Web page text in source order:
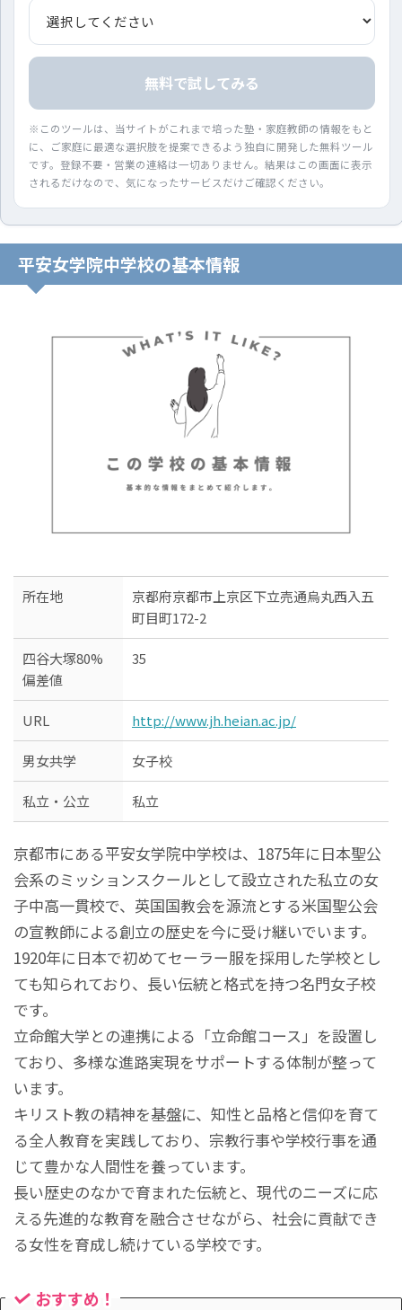
無料で試してみる
※このツールは、当サイトがこれまで培った塾・家庭教師の情報をもと
に、ご家庭に最適な選択肢を提案できるよう独自に開発した無料ツール
です。登録不要・営業の連絡は一切ありません。結果はこの画面に表示
されるだけなので、気になったサービスだけご確認ください。
平安女学院中学校の基本情報
所在地
京都府京都市上京区下立売通烏丸西入五
町目町172-2
四谷大塚80%
偏差値
35
URL http://www.jh.heian.ac.jp/
男女共学 女子校
私立・公立 私立
京都市にある平安女学院中学校は、1875年に日本聖公
会系のミッションスクールとして設立された私立の女
子中高一貫校で、英国国教会を源流とする米国聖公会
の宣教師による創立の歴史を今に受け継いでいます。
1920年に日本で初めてセーラー服を採用した学校とし
ても知られており、長い伝統と格式を持つ名門女子校
です。
立命館大学との連携による「立命館コース」を設置し
ており、多様な進路実現をサポートする体制が整って
います。
キリスト教の精神を基盤に、知性と品格と信仰を育て
る全人教育を実践しており、宗教行事や学校行事を通
じて豊かな人間性を養っています。
長い歴史のなかで育まれた伝統と、現代のニーズに応
える先進的な教育を融合させながら、社会に貢献でき
る女性を育成し続けている学校です。
おすすめ！